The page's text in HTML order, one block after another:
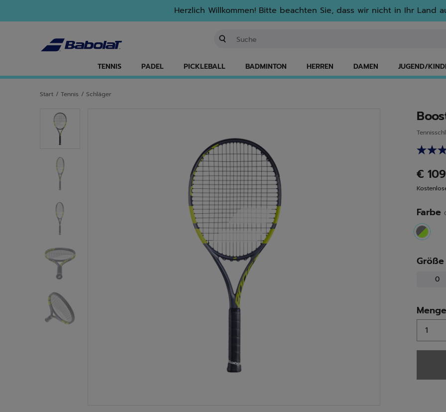
Herzlich Willkommen! Bitte beachten Sie, dass wir nicht in Ihr Land
TENNIS PADEL PICKLEBALL BADMINTON HERREN DAMEN JUGEND/
Start / Tennis / Schläger
€
Farbe
Größe
0
Menge